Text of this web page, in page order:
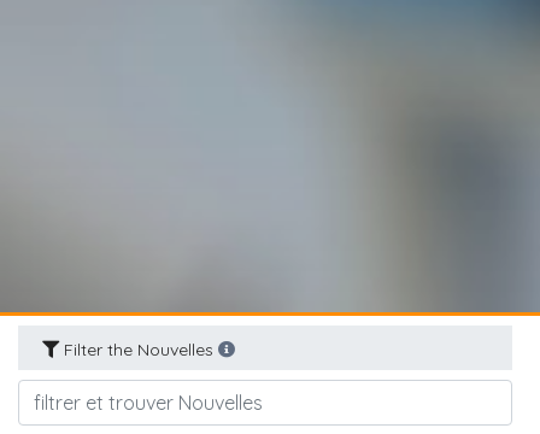
Filter the Nouvelles